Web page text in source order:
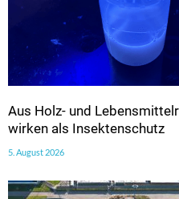
Aus Holz- und
wirken als Insektenschutz
5. August 2026